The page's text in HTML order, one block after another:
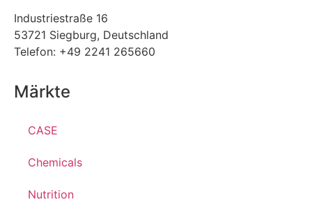
Industriestraße 16
53721 Siegburg, Deutschland
Telefon: +49 2241 265660
Märkte
CASE
Chemicals
Nutrition